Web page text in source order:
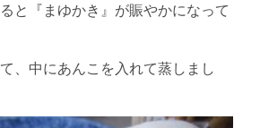
と『まゆかき』が賑やかになって
、中にあんこを入れて蒸しまし